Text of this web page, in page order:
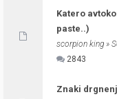
Katero
paste..)
scorpion king »
2843
Znaki